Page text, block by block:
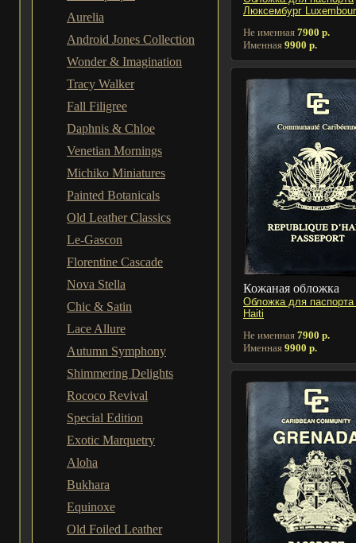
Aurelia
Android Jones Collection
Wonder & Imagination
Tracy Walker
Fall Filigree
Daphnis & Chloe
Venetian Mornings
Michiko Miniatures
Painted Botanicals
Old Leather Classics
Le-Gascon
Florentine Cascade
Nova Stella
Chic & Satin
Lace Allure
Autumn Symphony
Shimmering Delights
Rococo Revival
Special Edition
Exotic Marquetry
Aloha
Bukhara
Equinoxe
Old Foiled Leather
Люксембург
Не именная 7900 р.
Именная 9900 р.
Кожаная обложка
Обложка для паспорта
Haiti
Не именная 7900 р.
Именная 9900 р.